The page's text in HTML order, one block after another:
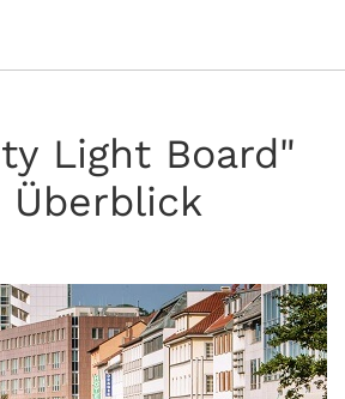
Light Board"
Überblick